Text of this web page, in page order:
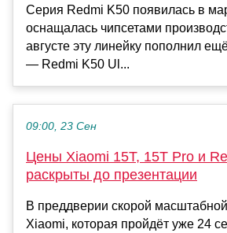
Серия Redmi K50 появилась в
оснащалась чипсетами
августе эту линейку пополнил
— Redmi K50 Ul...
09:00, 23 Сен
Цены Xiaomi 15T, 15T Pro и
раскрыты до презентации
В преддверии скорой
Xiaomi, которая пройдёт уже 24